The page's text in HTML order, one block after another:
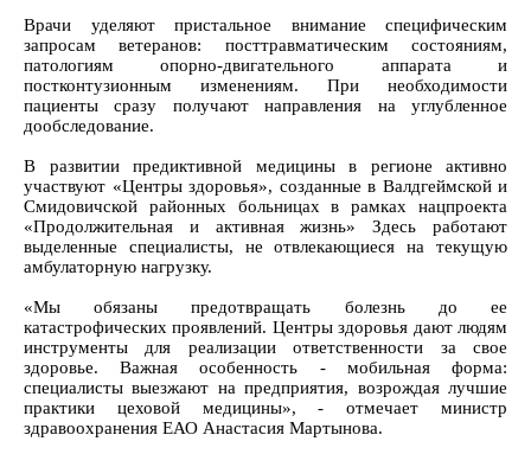
Врачи уделяют пристальное внимание специфическим
запросам ветеранов: посттравматическим состояниям,
патологиям опорно-двигательного аппарата и
постконтузионным изменениям. При необходимости
пациенты сразу получают направления на углубленное
дообследование.
В развитии предиктивной медицины в регионе активно
участвуют «Центры здоровья», созданные в Валдгеймской и
Смидовичской районных больницах в рамках нацпроекта
«Продолжительная и активная жизнь» Здесь работают
выделенные специалисты, не отвлекающиеся на текущую
амбулаторную нагрузку.
«Мы обязаны предотвращать болезнь до ее
катастрофических проявлений. Центры здоровья дают людям
инструменты для реализации ответственности за свое
здоровье. Важная особенность - мобильная форма:
специалисты выезжают на предприятия, возрождая лучшие
практики цеховой медицины», - отмечает министр
здравоохранения ЕАО Анастасия Мартынова.